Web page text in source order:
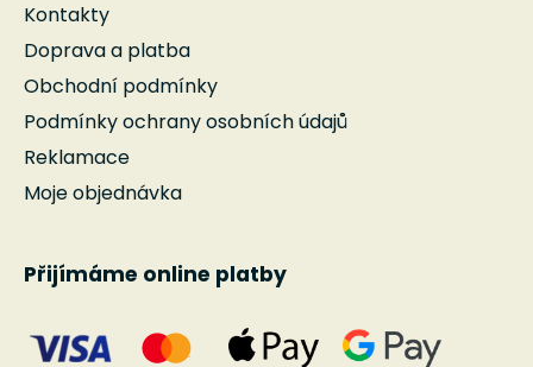
Kontakty
Doprava a platba
Obchodní podmínky
Podmínky ochrany osobních údajů
Reklamace
Moje objednávka
Přijímáme online platby